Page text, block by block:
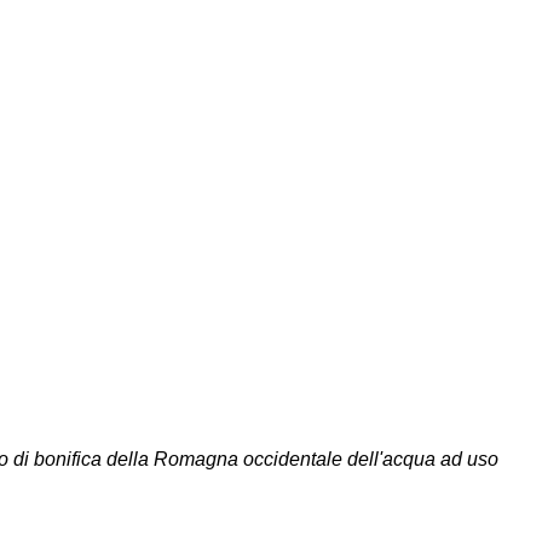
di bonifica della Romagna occidentale dell'acqua ad uso